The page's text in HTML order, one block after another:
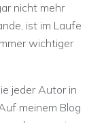
nicht mehr
ist im Laufe
wichtiger
jeder Autor in
meinem Blog